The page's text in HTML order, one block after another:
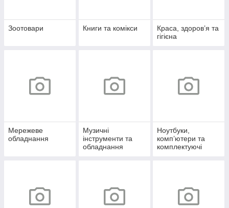
Зоотовари Книги та комікси
Краса, здоров’я та
гігієна
Мережеве
обладнання
Музичні
інструменти та
обладнання
Ноутбуки,
комп’ютери та
комплектуючі